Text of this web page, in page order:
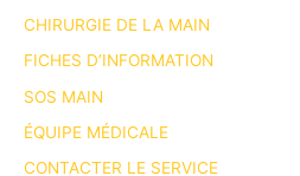
CHIRURGIE DE LA MAIN
FICHES D’INFORMATION
SOS MAIN
ÉQUIPE MÉDICALE
CONTACTER LE SERVICE